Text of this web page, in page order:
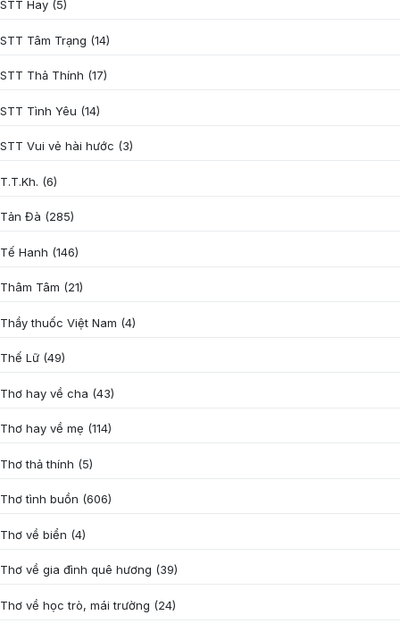
STT Hay (5)
STT Tâm Trạng (14)
STT Thả Thính (17)
STT Tình Yêu (14)
STT Vui vẻ hài hước (3)
T.T.Kh. (6)
Tản Đà (285)
Tế Hanh (146)
Thâm Tâm (21)
Thầy thuốc Việt Nam (4)
Thế Lữ (49)
Thơ hay về cha (43)
Thơ hay về mẹ (114)
Thơ thả thính (5)
Thơ tình buồn (606)
Thơ về biển (4)
Thơ về gia đình quê hương (39)
Thơ về học trò, mái trường (24)